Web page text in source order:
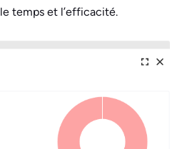
temps et l’efficacité.